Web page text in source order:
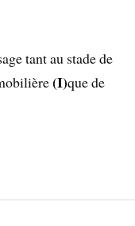
tant au stade de
(I)que de